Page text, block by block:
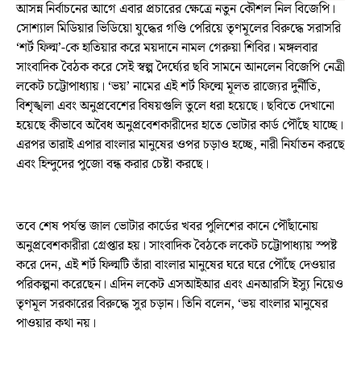
আসন্ন নির্বাচনের আগে এবার প্রচারের ক্ষেত্রে নতুন কৌশল নিল বিজেপি।
সোশ্যাল মিডিয়ার ভিডিয়ো যুদ্ধের গণ্ডি পেরিয়ে তৃণমূলের বিরুদ্ধে সরাসরি
‘শর্ট ফিল্ম’-কে হাতিয়ার করে ময়দানে নামল গেরুয়া শিবির। মঙ্গলবার
সাংবাদিক বৈঠক করে সেই স্বল্প দৈর্ঘ্যের ছবি সামনে আনলেন বিজেপি নেত্রী
লকেট চট্টোপাধ্যায়। ‘ভয়’ নামের এই শর্ট ফিল্মে মূলত রাজ্যের দুর্নীতি,
বিশৃঙ্খলা এবং অনুপ্রবেশের বিষয়গুলি তুলে ধরা হয়েছে। ছবিতে দেখানো
হয়েছে কীভাবে অবৈধ অনুপ্রবেশকারীদের হাতে ভোটার কার্ড পৌঁছে যাচ্ছে।
এরপর তারাই এপার বাংলার মানুষের ওপর চড়াও হচ্ছে, নারী নির্যাতন করছে
এবং হিন্দুদের পুজো বন্ধ করার চেষ্টা করছে।
তবে শেষ পর্যন্ত জাল ভোটার কার্ডের খবর পুলিশের কানে পৌঁছানোয়
অনুপ্রবেশকারীরা গ্রেপ্তার হয়। সাংবাদিক বৈঠকে লকেট চট্টোপাধ্যায় স্পষ্ট
করে দেন, এই শর্ট ফিল্মটি তাঁরা বাংলার মানুষের ঘরে ঘরে পৌঁছে দেওয়ার
পরিকল্পনা করেছেন। এদিন লকেট এসআইআর এবং এনআরসি ইস্যু নিয়েও
তৃণমূল সরকারের বিরুদ্ধে সুর চড়ান। তিনি বলেন, ‘ভয় বাংলার মানুষের
পাওয়ার কথা নয়।